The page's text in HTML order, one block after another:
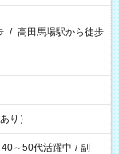
/ 高田馬場駅から徒歩
り）
40～50代活躍中 / 副